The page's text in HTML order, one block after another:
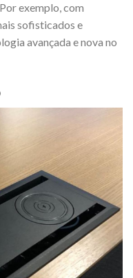
exemplo, com
sofisticados e
avançada e nova no